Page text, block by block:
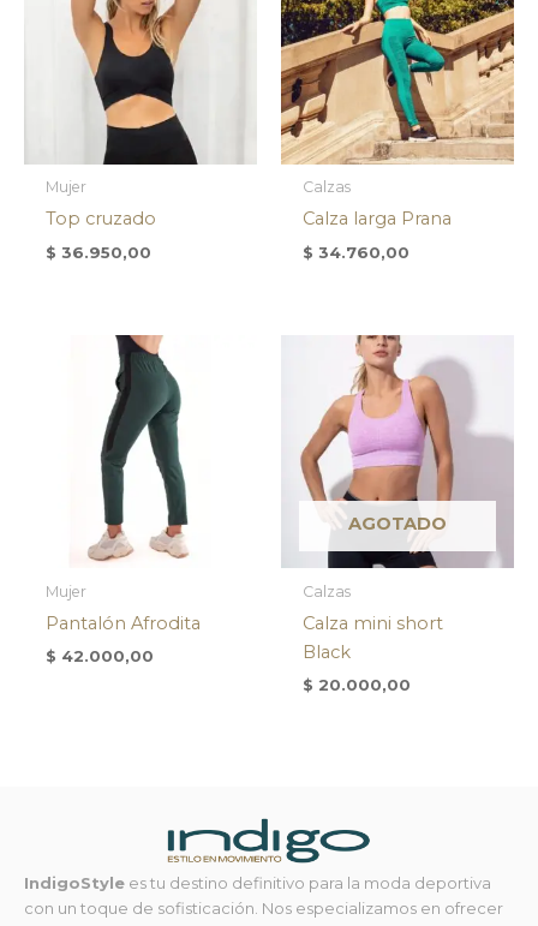
Mujer
Top cruzado
$ 36.950,00
Calzas
Calza larga Prana
$ 34.760,00
Mujer
Pantalón Afrodita
$ 42.000,00
AGOTADO
Calzas
Calza mini short
Black
$ 20.000,00
IndigoStyle es tu destino definitivo para la moda deportiva
con un toque de sofisticación. Nos especializamos en ofrecer